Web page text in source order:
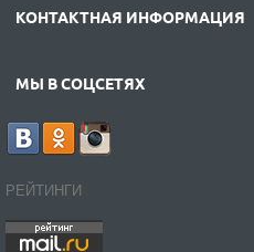
КОНТАКТНАЯ ИНФОРМАЦИЯ
МЫ В СОЦСЕТЯХ
РЕЙТИНГИ